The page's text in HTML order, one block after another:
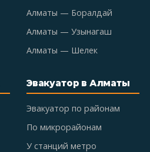
Алматы — Боралдай
Алматы — Узынагаш
Алматы — Шелек
Эвакуатор в Алматы
Эвакуатор по районам
По микрорайонам
У станций метро